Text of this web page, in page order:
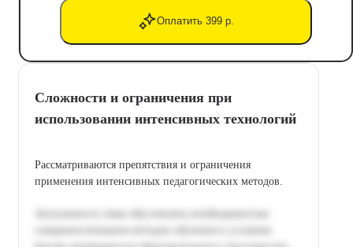
Оплатить 399 р.
Сложности и ограничения при
использовании интенсивных технологий
Рассматриваются препятствия и ограничения
применения интенсивных педагогических методов.